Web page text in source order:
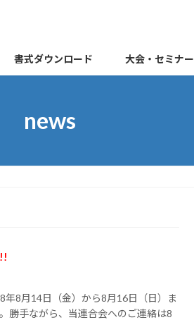
書式ダウンロード 大会・セミナー
news
年8月14日（金）から8月16日（日）ま
勝手ながら、当連合会へのご連絡は8